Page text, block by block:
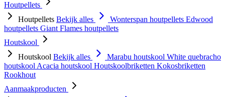
Houtpellets
Houtpellets Bekijk alles Wonterspan houtpellets Edwood
houtpellets Giant Flames houtpellets
Houtskool
Houtskool Bekijk alles Marabu houtskool White quebracho
houtskool Acacia houtskool Houtskoolbriketten Kokosbriketten
Rookhout
Aanmaakproducten